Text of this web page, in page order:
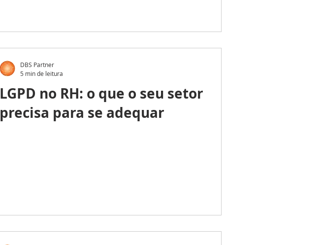
LGPD no RH: o que o seu setor
precisa para se adequar
DBS Partner
5 min de leitura